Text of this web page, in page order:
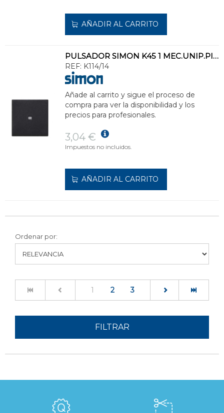
AÑADIR AL CARRITO
PULSADOR SIMON K45 1 MEC.UNIP.PIL.VISOR TP 16A GR GF.
REF: K114/14
Añade al carrito y sigue el proceso de
compra para ver la disponibilidad y los
precios para profesionales.
3,04 €
Impuestos no incluidos.
AÑADIR AL CARRITO
Ordenar por:
1 (current)
2 3
FILTRAR